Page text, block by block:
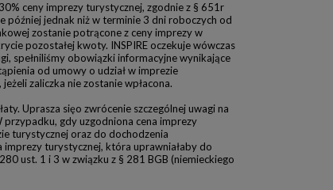
ceny imprezy turystycznej, zgodnie z § 651r
później jednak niż w terminie 3 dni roboczych od
zostanie potrącone z ceny imprezy w
pozostałej kwoty. INSPIRE oczekuje wówczas
spełniliśmy obowiązki informacyjne wynikające
od umowy o udział w imprezie
zaliczka nie zostanie wpłacona.
Uprasza sięo zwrócenie szczególnej uwagi na
gdy uzgodniona cena imprezy
turystycznej oraz do dochodzenia
imprezy turystycznej, która uprawniałaby do
ust. 1 i 3 w związku z § 281 BGB (niemieckiego